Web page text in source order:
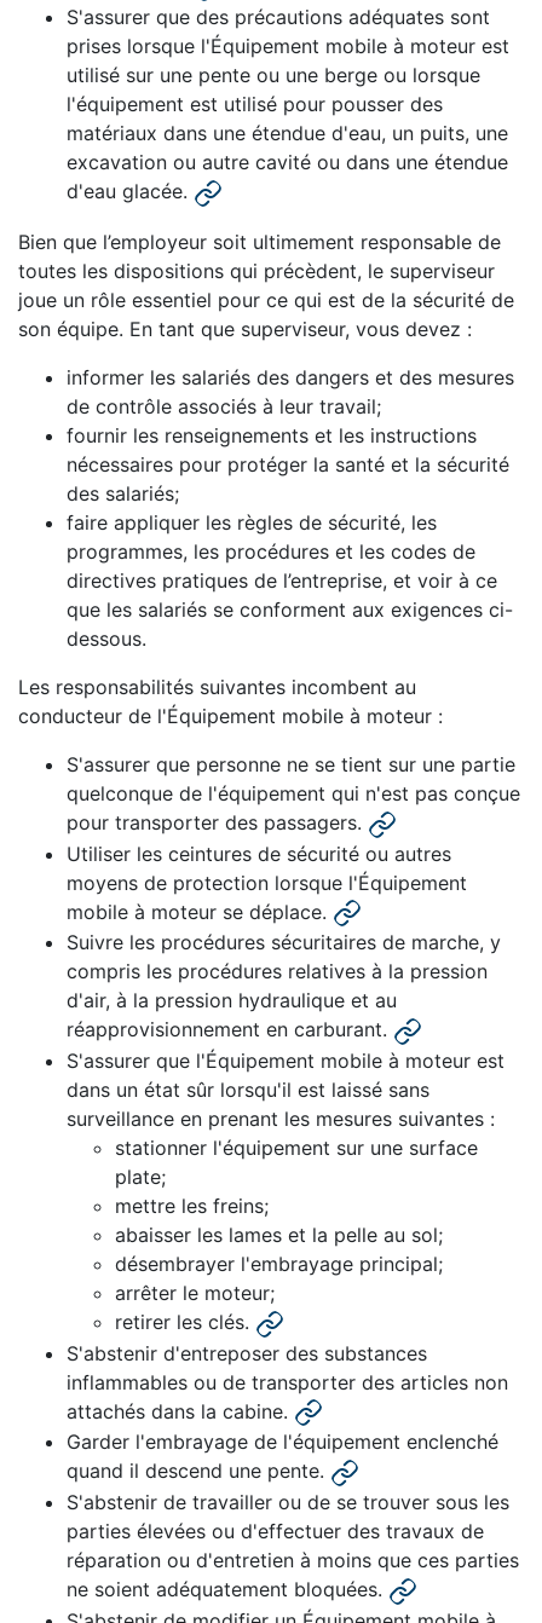
S'assurer que des précautions adéquates sont
prises lorsque l'Équipement mobile à moteur est
utilisé sur une pente ou une berge ou lorsque
l'équipement est utilisé pour pousser des
matériaux dans une étendue d'eau, un puits, une
excavation ou autre cavité ou dans une étendue
d'eau glacée.
Bien que l’employeur soit ultimement responsable de
toutes les dispositions qui précèdent, le superviseur
joue un rôle essentiel pour ce qui est de la sécurité de
son équipe. En tant que superviseur, vous devez :
informer les salariés des dangers et des mesures
de contrôle associés à leur travail;
fournir les renseignements et les instructions
nécessaires pour protéger la santé et la sécurité
des salariés;
faire appliquer les règles de sécurité, les
programmes, les procédures et les codes de
directives pratiques de l’entreprise, et voir à ce
que les salariés se conforment aux exigences ci-
dessous.
Les responsabilités suivantes incombent au
conducteur de l'Équipement mobile à moteur :
S'assurer que personne ne se tient sur une partie
quelconque de l'équipement qui n'est pas conçue
pour transporter des passagers.
Utiliser les ceintures de sécurité ou autres
moyens de protection lorsque l'Équipement
mobile à moteur se déplace.
Suivre les procédures sécuritaires de marche, y
compris les procédures relatives à la pression
d'air, à la pression hydraulique et au
réapprovisionnement en carburant.
S'assurer que l'Équipement mobile à moteur est
dans un état sûr lorsqu'il est laissé sans
surveillance en prenant les mesures suivantes :
stationner l'équipement sur une surface
plate;
mettre les freins;
abaisser les lames et la pelle au sol;
désembrayer l'embrayage principal;
arrêter le moteur;
retirer les clés.
S'abstenir d'entreposer des substances
inflammables ou de transporter des articles non
attachés dans la cabine.
Garder l'embrayage de l'équipement enclenché
quand il descend une pente.
S'abstenir de travailler ou de se trouver sous les
parties élevées ou d'effectuer des travaux de
réparation ou d'entretien à moins que ces parties
ne soient adéquatement bloquées.